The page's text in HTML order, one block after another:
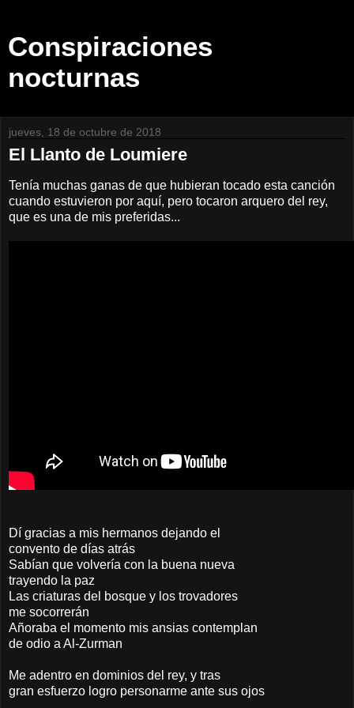
Conspiraciones
nocturnas
jueves, 18 de octubre de 2018
El Llanto de Loumiere
Tenía muchas ganas de que hubieran tocado esta canción
cuando estuvieron por aquí, pero tocaron arquero del rey,
que es una de mis preferidas...
Dí gracias a mis hermanos dejando el
convento de días atrás
Sabían que volvería con la buena nueva
trayendo la paz
Las criaturas del bosque y los trovadores
me socorrerán
Añoraba el momento mis ansias contemplan
de odio a Al-Zurman
Me adentro en dominios del rey, y tras
gran esfuerzo logro personarme ante sus ojos